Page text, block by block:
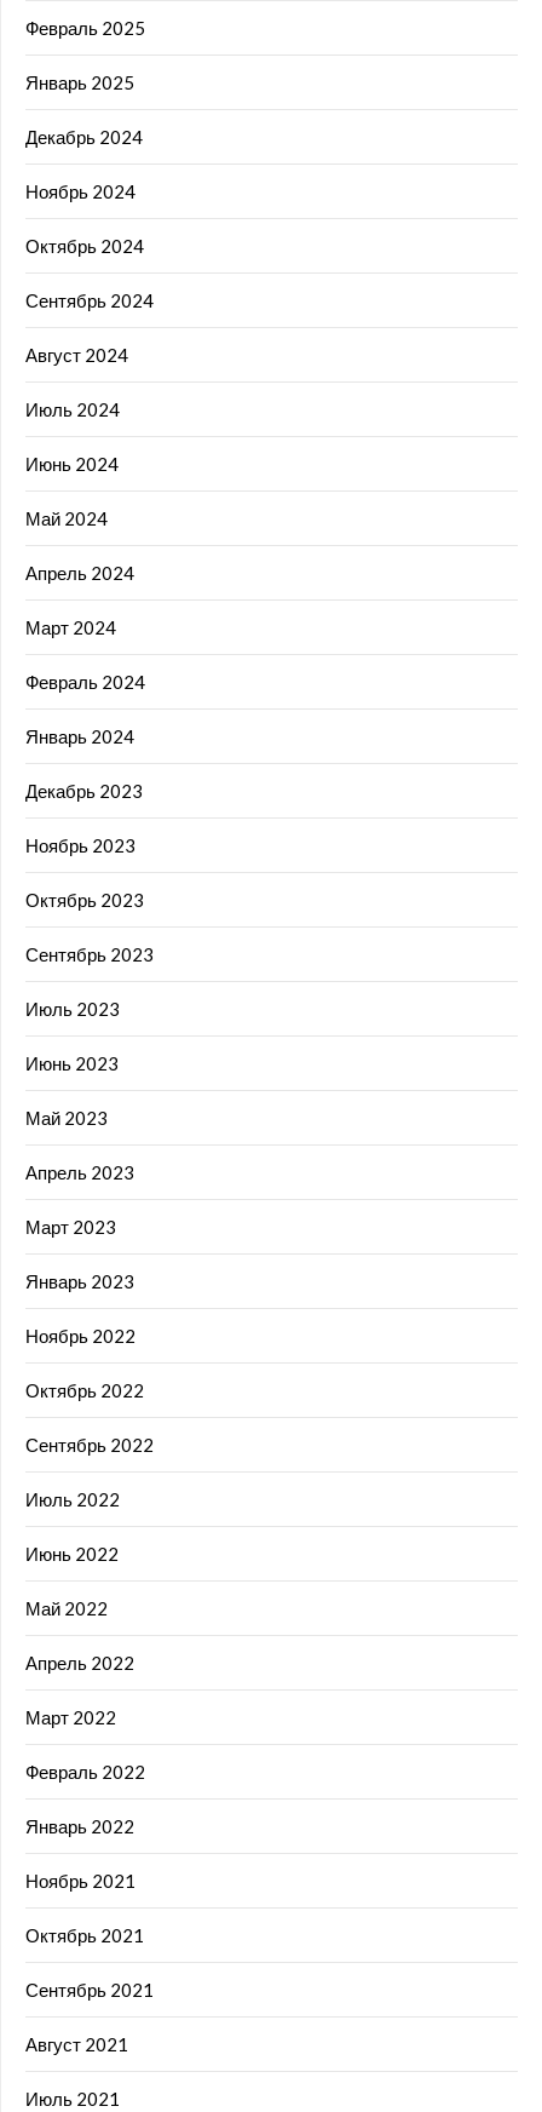
Февраль 2025
Январь 2025
Декабрь 2024
Ноябрь 2024
Октябрь 2024
Сентябрь 2024
Август 2024
Июль 2024
Июнь 2024
Май 2024
Апрель 2024
Март 2024
Февраль 2024
Январь 2024
Декабрь 2023
Ноябрь 2023
Октябрь 2023
Сентябрь 2023
Июль 2023
Июнь 2023
Май 2023
Апрель 2023
Март 2023
Январь 2023
Ноябрь 2022
Октябрь 2022
Сентябрь 2022
Июль 2022
Июнь 2022
Май 2022
Апрель 2022
Март 2022
Февраль 2022
Январь 2022
Ноябрь 2021
Октябрь 2021
Сентябрь 2021
Август 2021
Июль 2021